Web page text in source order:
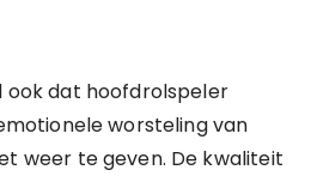
ook dat hoofdrolspeler
worsteling van
weer te geven. De kwaliteit